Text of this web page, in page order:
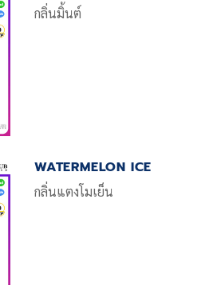
กลิ่นมิ้นต์
WATERMELON ICE
กลิ่นแตงโมเย็น